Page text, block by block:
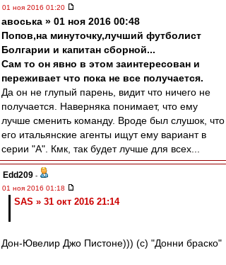
01 ноя 2016 01:20
авоська » 01 ноя 2016 00:48
Попов,на минуточку,лучший футболист
Болгарии и капитан сборной...
Сам то он явно в этом заинтересован и
переживает что пока не все получается.
Да он не глупый парень, видит что ничего не
получается. Наверняка понимает, что ему
лучше сменить команду. Вроде был слушок, что
его итальянские агенты ищут ему вариант в
серии "А". Кмк, так будет лучше для всех...
Edd209 -
01 ноя 2016 01:18
SAS » 31 окт 2016 21:14
Дон-Ювелир Джо Пистоне))) (с) "Донни браско"